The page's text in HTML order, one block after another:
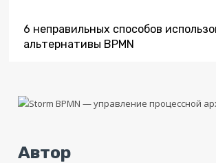
6 неправильных способов
альтернативы BPMN
Автор